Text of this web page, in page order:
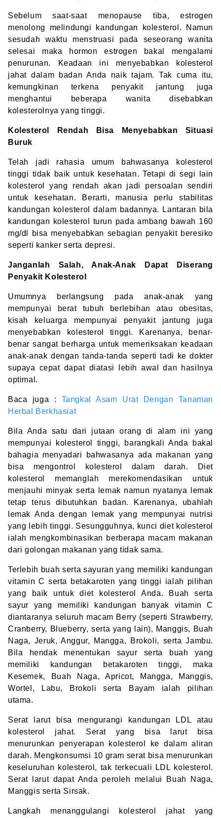
Sebelum saat-saat menopause tiba, estrogen
menolong melindungi kandungan kolesterol. Namun
sesudah waktu menstruasi pada seseorang wanita
selesai maka hormon estrogen bakal mengalami
penurunan. Keadaan ini menyebabkan kolesterol
jahat dalam badan Anda naik tajam. Tak cuma itu,
kemungkinan terkena penyakit jantung juga
menghantui beberapa wanita disebabkan
kolesterolnya yang tinggi.
Kolesterol Rendah Bisa Menyebabkan Situasi
Buruk
Telah jadi rahasia umum bahwasanya kolesterol
tinggi tidak baik untuk kesehatan. Tetapi di segi lain
kolesterol yang rendah akan jadi persoalan sendiri
untuk kesehatan. Berarti, manusia perlu stabilitas
kandungan kolesterol dalam badannya. Lantaran bila
kandungan kolesterol turun pada ambang bawah 160
mg/dl bisa menyebabkan sebagian penyakit beresiko
seperti kanker serta depresi.
Janganlah Salah, Anak-Anak Dapat Diserang
Penyakit Kolesterol
Umumnya berlangsung pada anak-anak yang
mempunyai berat tubuh berlebihan atau obesitas,
kisah keluarga mempunyai penyakit jantung juga
menyebabkan kolesterol tinggi. Karenanya, benar-
benar sangat berharga untuk memeriksakan keadaan
anak-anak dengan tanda-tanda seperti tadi ke dokter
supaya cepat dapat diatasi lebih awal dan hasilnya
optimal.
Baca juga : Tangkal Asam Urat Dengan Tanaman
Herbal Berkhasiat
Bila Anda satu dari jutaan orang di alam ini yang
mempunyai kolesterol tinggi, barangkali Anda bakal
bahagia menyadari bahwasanya ada makanan yang
bisa mengontrol kolesterol dalam darah. Diet
kolesterol memanglah merekomendasikan untuk
menjauhi minyak serta lemak namun nyatanya lemak
tetap terus dibutuhkan badan. Karenanya, ubahlah
lemak Anda dengan lemak yang mempunyai nutrisi
yang lebih tinggi. Sesungguhnya, kunci diet kolesterol
ialah mengkombinasikan berberapa macam makanan
dari golongan makanan yang tidak sama.
Terlebih buah serta sayuran yang memiliki kandungan
vitamin C serta betakaroten yang tinggi ialah pilihan
yang baik untuk diet kolesterol Anda. Buah serta
sayur yang memiliki kandungan banyak vitamin C
diantaranya seluruh macam Berry (seperti Strawberry,
Cranberry, Blueberry, serta yang lain), Manggis, Buah
Naga, Jeruk, Anggur, Mangga, Brokoli, serta Jambu.
Bila hendak menentukan sayur serta buah yang
memiliki kandungan betakaroten tinggi, maka
Kesemek, Buah Naga, Apricot, Mangga, Manggis,
Wortel, Labu, Brokoli serta Bayam ialah pilihan
utama.
Serat larut bisa mengurangi kandungan LDL atau
kolesterol jahat. Serat yang bisa larut bisa
menurunkan penyerapan kolesterol ke dalam aliran
darah. Mengkonsumsi 10 gram serat bisa menurunkan
keseluruhan kolesterol, tak terkecuali LDL kolesterol.
Serat larut dapat Anda peroleh melalui Buah Naga,
Manggis serta Sirsak.
Langkah menanggulangi kolesterol jahat yang